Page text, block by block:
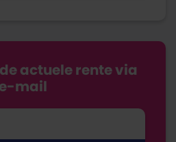
actuele rente via
e-mail